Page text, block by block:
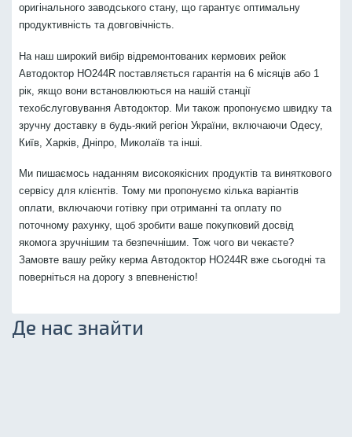
оригінального заводського стану, що гарантує оптимальну
продуктивність та довговічність.
На наш широкий вибір відремонтованих кермових рейок
Автодоктор HO244R поставляється гарантія на 6 місяців або 1
рік, якщо вони встановлюються на нашій станції
техобслуговування Автодоктор. Ми також пропонуємо швидку та
зручну доставку в будь-який регіон України, включаючи Одесу,
Київ, Харків, Дніпро, Миколаїв та інші.
Ми пишаємось наданням високоякісних продуктів та виняткового
сервісу для клієнтів. Тому ми пропонуємо кілька варіантів
оплати, включаючи готівку при отриманні та оплату по
поточному рахунку, щоб зробити ваше покупковий досвід
якомога зручнішим та безпечнішим. Тож чого ви чекаєте?
Замовте вашу рейку керма Автодоктор HO244R вже сьогодні та
поверніться на дорогу з впевненістю!
Де нас знайти